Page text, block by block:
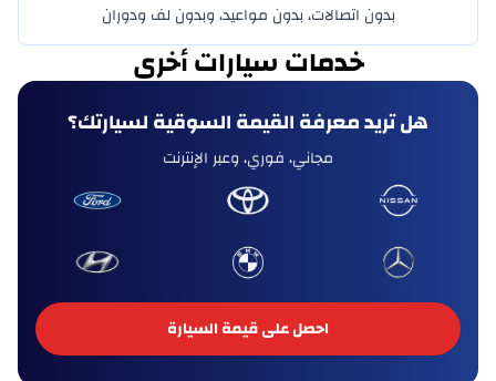
دونغ فينغ
دورسن
ايجل
اكسيد
فاو بيسترن
فيراري
بدون اتصالات، بدون مواعيد، وبدون لف ودوران
خدمات سيارات أخرى
هل تريد معرفة القيمة السوقية لسيارتك؟
مجاني، فوري، وعبر الإنترنت
احصل على قيمة السيارة